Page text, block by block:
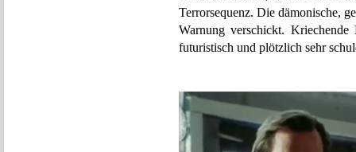
Terrorsequenz. Die dämonische,
Warnung verschickt. Kriechende
futuristisch und plötzlich sehr